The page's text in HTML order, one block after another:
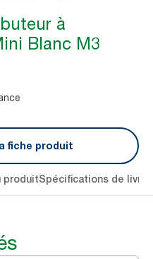
à
Blanc M3
fiche produit
produitSpécifications de